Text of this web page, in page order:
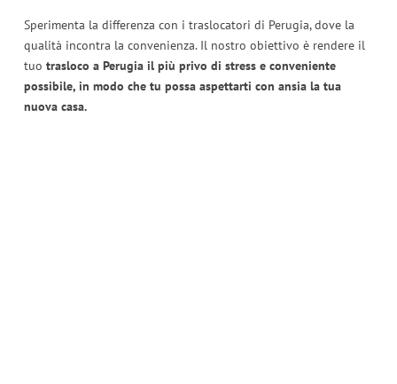
Sperimenta la differenza con i traslocatori di Perugia, dove la
qualità incontra la convenienza. Il nostro obiettivo è rendere il
tuo trasloco a Perugia il più privo di stress e conveniente
possibile, in modo che tu possa aspettarti con ansia la tua
nuova casa.